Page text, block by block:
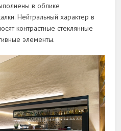
в облике
Нейтральный характер в
контрастные стеклянные
элементы.